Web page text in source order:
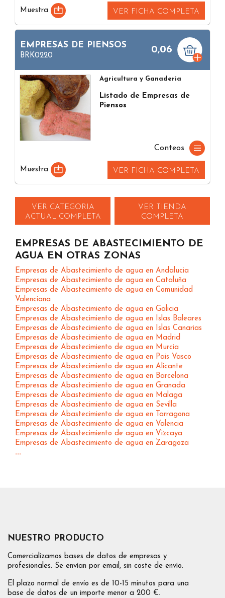
Muestra VER FICHA COMPLETA
EMPRESAS DE PIENSOS
BRK0220
0,06
Agricultura y Ganaderia
Listado de Empresas de
Piensos
Conteos
Muestra VER FICHA COMPLETA
VER CATEGORIA
ACTUAL COMPLETA
VER TIENDA
COMPLETA
EMPRESAS DE ABASTECIMIENTO DE
AGUA EN OTRAS ZONAS
Empresas de Abastecimiento de agua en Andalucia
Empresas de Abastecimiento de agua en Cataluña
Empresas de Abastecimiento de agua en Comunidad
Valenciana
Empresas de Abastecimiento de agua en Galicia
Empresas de Abastecimiento de agua en Islas Baleares
Empresas de Abastecimiento de agua en Islas Canarias
Empresas de Abastecimiento de agua en Madrid
Empresas de Abastecimiento de agua en Murcia
Empresas de Abastecimiento de agua en Pais Vasco
Empresas de Abastecimiento de agua en Alicante
Empresas de Abastecimiento de agua en Barcelona
Empresas de Abastecimiento de agua en Granada
Empresas de Abastecimiento de agua en Malaga
Empresas de Abastecimiento de agua en Sevilla
Empresas de Abastecimiento de agua en Tarragona
Empresas de Abastecimiento de agua en Valencia
Empresas de Abastecimiento de agua en Vizcaya
Empresas de Abastecimiento de agua en Zaragoza
...
NUESTRO PRODUCTO
Comercializamos bases de datos de empresas y
profesionales. Se envían por email, sin coste de envío.
El plazo normal de envío es de 10-15 minutos para una
base de datos de un importe menor a 200 €.